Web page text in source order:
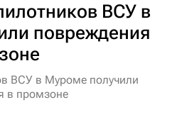
ВСУ в
повреждения
ВСУ в Муроме получили
в промзоне